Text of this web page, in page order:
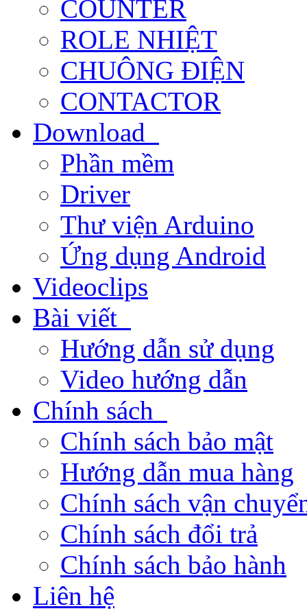
COUNTER
ROLE NHIỆT
CHUÔNG ĐIỆN
CONTACTOR
Download
Phần mềm
Driver
Thư viện Arduino
Ứng dụng Android
Videoclips
Bài viết
Hướng dẫn sử dụng
Video hướng dẫn
Chính sách
Chính sách bảo mật
Hướng dẫn mua hàng
Chính sách vận
Chính sách đổi trả
Chính sách bảo hành
Liên hệ